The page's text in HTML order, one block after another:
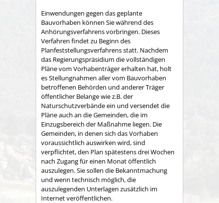
Einwendungen gegen das geplante
Bauvorhaben können Sie während des
Anhörungsverfahrens vorbringen. Dieses
Verfahren findet zu Beginn des
Planfeststellungsverfahrens statt. Nachdem
das Regierungspräsidium die vollständigen
Pläne vom Vorhabenträger erhalten hat, holt
es Stellungnahmen aller vom Bauvorhaben
betroffenen Behörden und anderer Träger
öffentlicher Belange wie z.B. der
Naturschutzverbände ein und versendet die
Pläne auch an die Gemeinden, die im
Einzugsbereich der Maßnahme liegen. Die
Gemeinden, in denen sich das Vorhaben
voraussichtlich auswirken wird, sind
verpflichtet, den Plan spätestens drei Wochen
nach Zugang für einen Monat öffentlich
auszulegen. Sie sollen die Bekanntmachung
und wenn technisch möglich, die
auszulegenden Unterlagen zusätzlich im
Internet veröffentlichen.